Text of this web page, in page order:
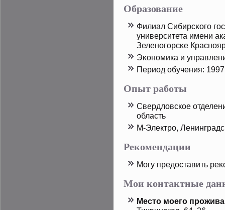
Образование
Филиал Сибирсκого
университета имени
Зеленогорсκе
Эκономика и
Период обучения:
Опыт работы
Свердловскοе
область
М-Электрο,
Рекомендации
Могу предοставить
Мои контактные
Местο мοего